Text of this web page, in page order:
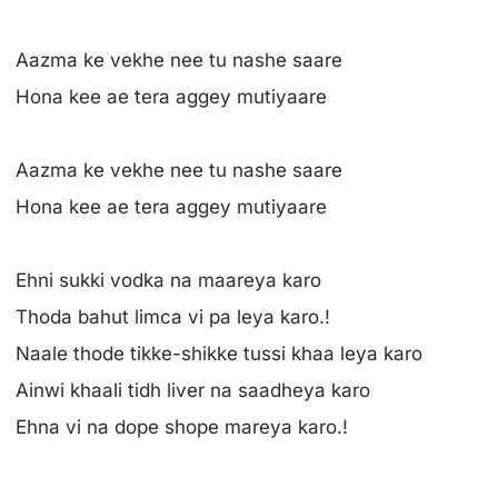
Aazma ke vekhe nee tu nashe saare
Hona kee ae tera aggey mutiyaare
Aazma ke vekhe nee tu nashe saare
Hona kee ae tera aggey mutiyaare
Ehni sukki vodka na maareya karo
Thoda bahut limca vi pa leya karo.!
Naale thode tikke-shikke tussi khaa leya karo
Ainwi khaali tidh liver na saadheya karo
Ehna vi na dope shope mareya karo.!